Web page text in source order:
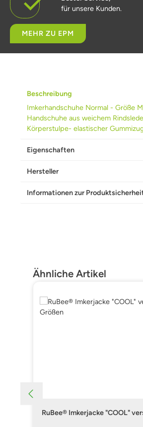
für unsere Kunden.
MEHR ZU EPM
Beschreibung
Imkerhandschuhe Normal - Größe
Handschuhe aus weichem
Körperstulpe- elastischer
Eigenschaften
Hersteller
Informationen zur
Produktgalerie überspringen
Ähnliche Artikel
RuBee® Imkerjacke "COOL"